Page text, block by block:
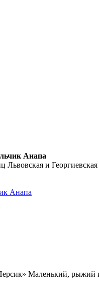
Анапа
Львовская и
Анапа
Маленький,